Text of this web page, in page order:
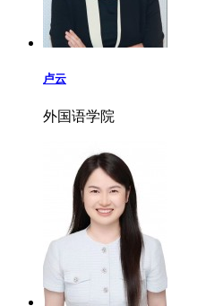
卢云
外国语学院